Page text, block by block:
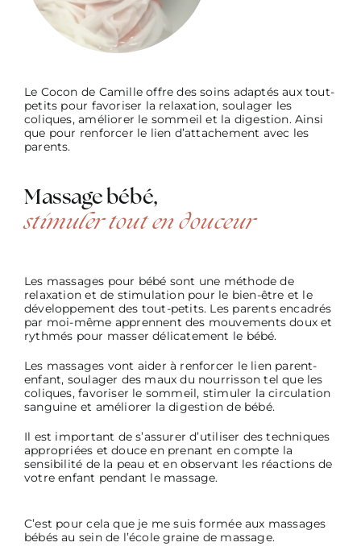
Le Cocon de Camille offre des soins adaptés aux tout-
petits pour favoriser la relaxation, soulager les
coliques, améliorer le sommeil et la digestion. Ainsi
que pour renforcer le lien d’attachement avec les
parents.
Massage bébé,
stimuler tout en douceur
Les massages pour bébé sont une méthode de
relaxation et de stimulation pour le bien-être et le
développement des tout-petits. Les parents encadrés
par moi-même apprennent des mouvements doux et
rythmés pour masser délicatement le bébé.
Les massages vont aider à renforcer le lien parent-
enfant, soulager des maux du nourrisson tel que les
coliques, favoriser le sommeil, stimuler la circulation
sanguine et améliorer la digestion de bébé.
Il est important de s’assurer d’utiliser des techniques
appropriées et douce en prenant en compte la
sensibilité de la peau et en observant les réactions de
votre enfant pendant le massage.
C’est pour cela que je me suis formée aux massages
bébés au sein de l’école graine de massage.